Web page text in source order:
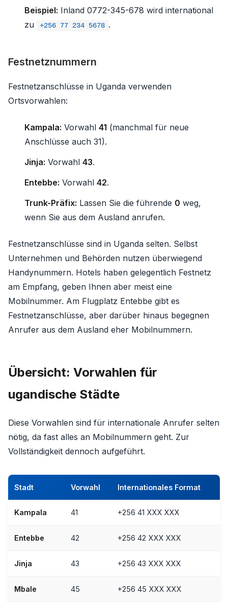
Beispiel: Inland 0772-345-678 wird international
zu
+256 77 234 5678 .
Festnetznummern
Festnetzanschlüsse in Uganda verwenden
Ortsvorwahlen:
Kampala: Vorwahl 41 (manchmal für neue
Anschlüsse auch 31).
Jinja: Vorwahl 43.
Entebbe: Vorwahl 42.
Trunk-Präfix: Lassen Sie die führende 0 weg,
wenn Sie aus dem Ausland anrufen.
Festnetzanschlüsse sind in Uganda selten. Selbst
Unternehmen und Behörden nutzen überwiegend
Handynummern. Hotels haben gelegentlich Festnetz
am Empfang, geben Ihnen aber meist eine
Mobilnummer. Am Flugplatz Entebbe gibt es
Festnetzanschlüsse, aber darüber hinaus begegnen
Anrufer aus dem Ausland eher Mobilnummern.
Übersicht: Vorwahlen für
ugandische Städte
Diese Vorwahlen sind für internationale Anrufer selten
nötig, da fast alles an Mobilnummern geht. Zur
Vollständigkeit dennoch aufgeführt.
Stadt Vorwahl Internationales Format
Kampala 41 +256 41 XXX XXX
Entebbe 42 +256 42 XXX XXX
Jinja 43 +256 43 XXX XXX
Mbale 45 +256 45 XXX XXX